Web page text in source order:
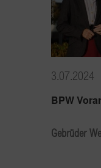
BPW
3.07.2024
Gebrüder